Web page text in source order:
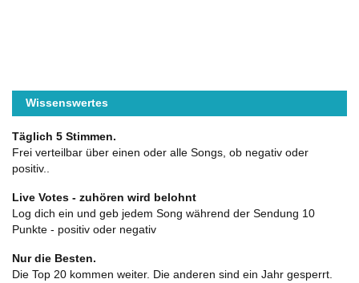
Wissenswertes
Täglich 5 Stimmen.
Frei verteilbar über einen oder alle Songs, ob negativ oder
positiv..
Live Votes - zuhören wird belohnt
Log dich ein und geb jedem Song während der Sendung 10
Punkte - positiv oder negativ
Nur die Besten.
Die Top 20 kommen weiter. Die anderen sind ein Jahr gesperrt.